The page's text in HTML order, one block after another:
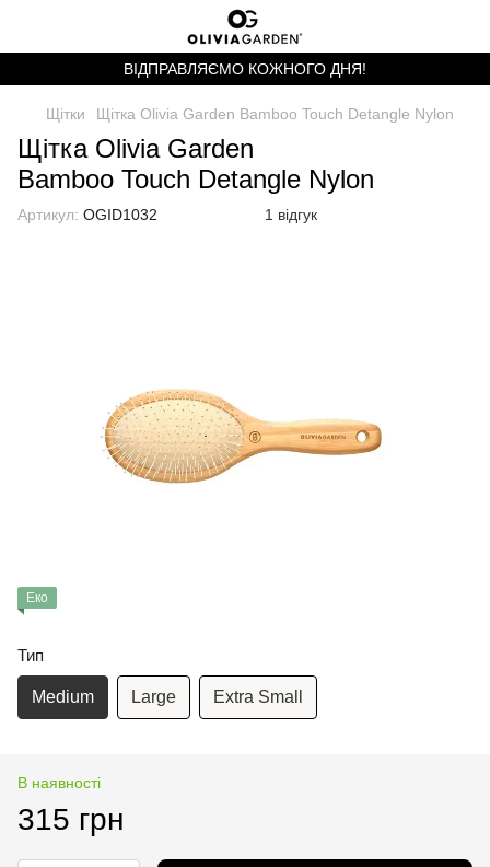
ВІДПРАВЛЯЄМО КОЖНОГО ДНЯ!
Щітки Щітка Olivia Garden Bamboo Touch Detangle Nylon
Щітка Olivia Garden
Bamboo Touch Detangle Nylon
Артикул: OGID1032 1 відгук
Еко
Тип
Medium Large Extra Small
В наявності
315 грн